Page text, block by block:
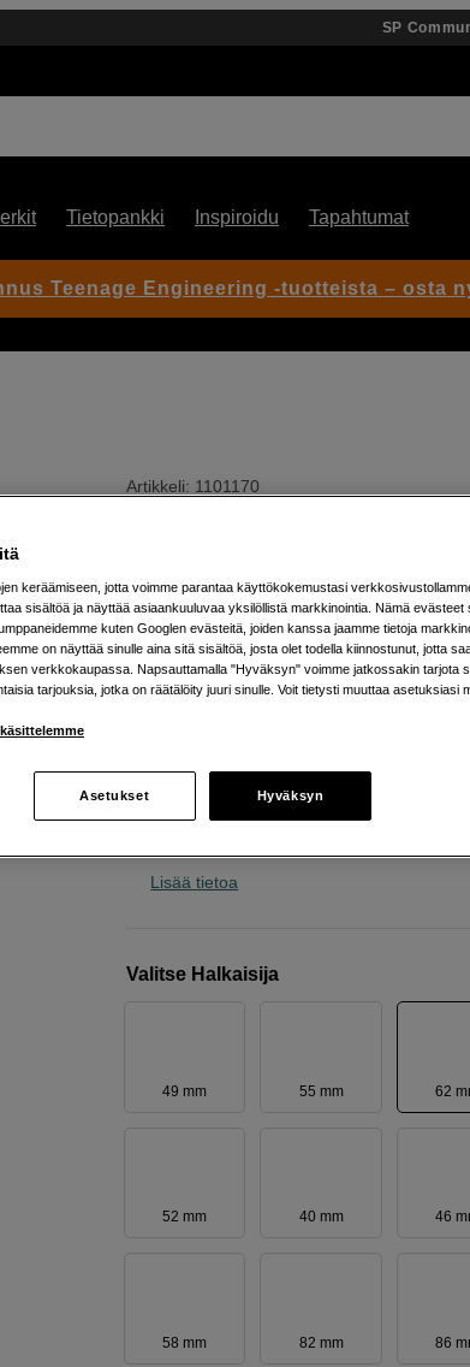
SP
Tietopankki Inspiroidu Tapahtumat
Artikkeli: 1101170
Kase UV-filter G-MCUV 62mm
Verkkokauppa:Varastossa
Helsingin myymälä: Varastotilanne
Karkaistu optinen B270 Schott lasi
Yli 99,5 % valonläpäisy
Lisää tietoa
Valitse Halkaisija
49 mm 55 mm 62
52 mm 40 mm 46
58 mm 82 mm 86
Teenage Engineering -tuotteista – osta
keräämiseen, jotta voimme parantaa käyttökokemustasi
sisältöä ja näyttää asiaankuuluvaa yksilöllistä markkinointia. Nämä evästeet
kuten Googlen evästeitä, joiden kanssa jaamme tietoja
on näyttää sinulle aina sitä sisältöä, josta olet todella kiinnostunut, jotta
verkkokaupassa. Napsauttamalla "Hyväksyn" voimme jatkossakin tarjota
tarjouksia, jotka on räätälöity juuri sinulle. Voit tietysti muuttaa asetuksiasi
Asetukset Hyväksyn